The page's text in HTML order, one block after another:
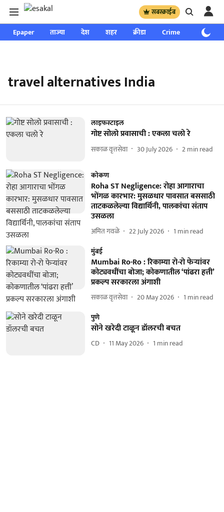
सबस्क्राईब
Epaper ताज्या देश शहर क्रीडा Crime साप्ताहिक
travel alternatives India
लाइफस्टाइल
गोष्ट सोलो प्रवासाची : एकला चलो रे
सकाळ वृत्तसेवा 30 July 2026 2min read
कोकण
Roha ST Negligence: रोहा आगाराचा
भोंगळ कारभार: मुसळधार पावसात बससाठी
ताटकळलेल्या विद्यार्थिनी, पालकांचा संताप
उसळला
अमित गवळे 22 July 2026 1 min read
मुंबई
Mumbai Ro-Ro : रिकाम्या रो-रो फेऱ्यांवर
कोट्यवधींचा बोजा; कोकणातील ‘पांढरा हत्ती’
प्रकल्प सरकारला अंगाशी
सकाळ वृत्तसेवा 20 May 2026 1 min read
पुणे
सोने खरेदी टाळून डॉलरची बचत
CD 11 May 2026 1 min read